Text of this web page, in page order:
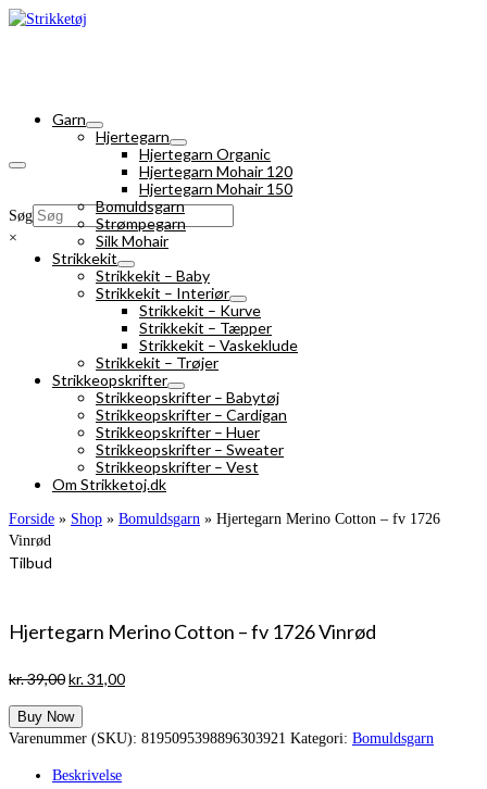
Søg
×
Garn
Hjertegarn
Hjertegarn Organic
Hjertegarn Mohair 120
Hjertegarn Mohair 150
Bomuldsgarn
Strømpegarn
Silk Mohair
Strikkekit
Strikkekit – Baby
Strikkekit – Interiør
Strikkekit – Kurve
Strikkekit – Tæpper
Strikkekit – Vaskeklude
Strikkekit – Trøjer
Strikkeopskrifter
Strikkeopskrifter – Babytøj
Strikkeopskrifter – Cardigan
Strikkeopskrifter – Huer
Strikkeopskrifter – Sweater
Strikkeopskrifter – Vest
Om Strikketoj.dk
Forside » Shop » Bomuldsgarn » Hjertegarn Merino Cotton – fv 1726
Vinrød
Tilbud
Hjertegarn Merino Cotton – fv 1726 Vinrød
kr.39,00Den
pris
var:
kr.31,00Den
er:
Buy Now
Varenummer (SKU): 8195095398896303921 Kategori: Bomuldsgarn
Beskrivelse